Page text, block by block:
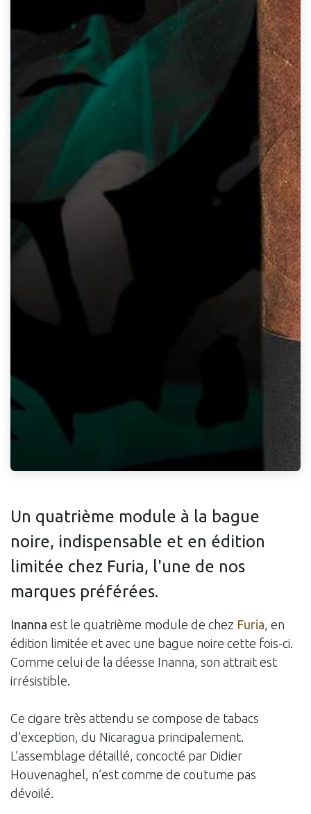
Un quatrième module à la bague
noire, indispensable et en édition
limitée chez Furia, l'une de nos
marques préférées.
Inanna est le quatrième module de chez Furia , en
édition limitée et avec une bague noire cette fois-ci.
Comme celui de la déesse Inanna, son attrait est
irrésistible.
Ce cigare très attendu se compose de tabacs
d’exception, du Nicaragua principalement.
L’assemblage détaillé, concocté par Didier
Houvenaghel, n’est comme de coutume pas
dévoilé.